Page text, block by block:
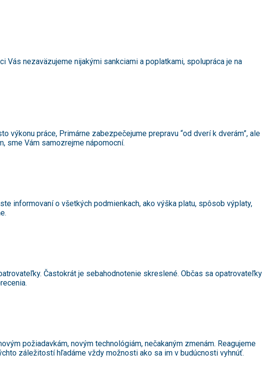
Vás nezaväzujeme nijakými sankciami a poplatkami, spolupráca je na
práce, Primárne zabezpečejume prepravu “od dverí k dverám”, ale
sme Vám samozrejme nápomocní.
informovaní o všetkých podmienkach, ako výška platu, spôsob výplaty,
Častokrát je sebahodnotenie skreslené. Občas sa opatrovateľky
požiadavkám, novým technológiám, nečakaným zmenám. Reagujeme
záležitostí hľadáme vždy možnosti ako sa im v budúcnosti vyhnúť.